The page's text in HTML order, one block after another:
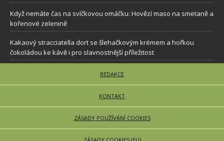
Když nemáte čas na svíčkovou omáčku: Hovězí maso na smetaně a
kořenové zelenině
Kakaový stracciatella dort se šlehačkovým krémem a hořkou
čokoládou ke kávě i pro slavnostnější příležitost
REDAKCE
KONTAKT
ZÁSADY POUŽÍVÁNÍ COOKIES